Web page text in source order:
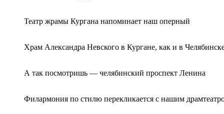
Театр жрамы Кургана напоминает наш оперный
Храм Александра Невского в Кургане, как и в
А так посмотришь — челябинский проспект Ленина
Филармония по стилю перекликается с нашим